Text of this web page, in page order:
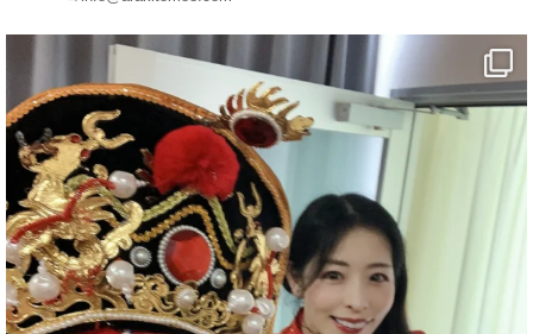
5 X
マジシャン派遣 パッションプリンセス【公式】
@comedy_illusion · 4 8月
お疲れ様です
ブログ更新しました
「マジシャン和歌山旅 白浜町・三段壁洞窟」